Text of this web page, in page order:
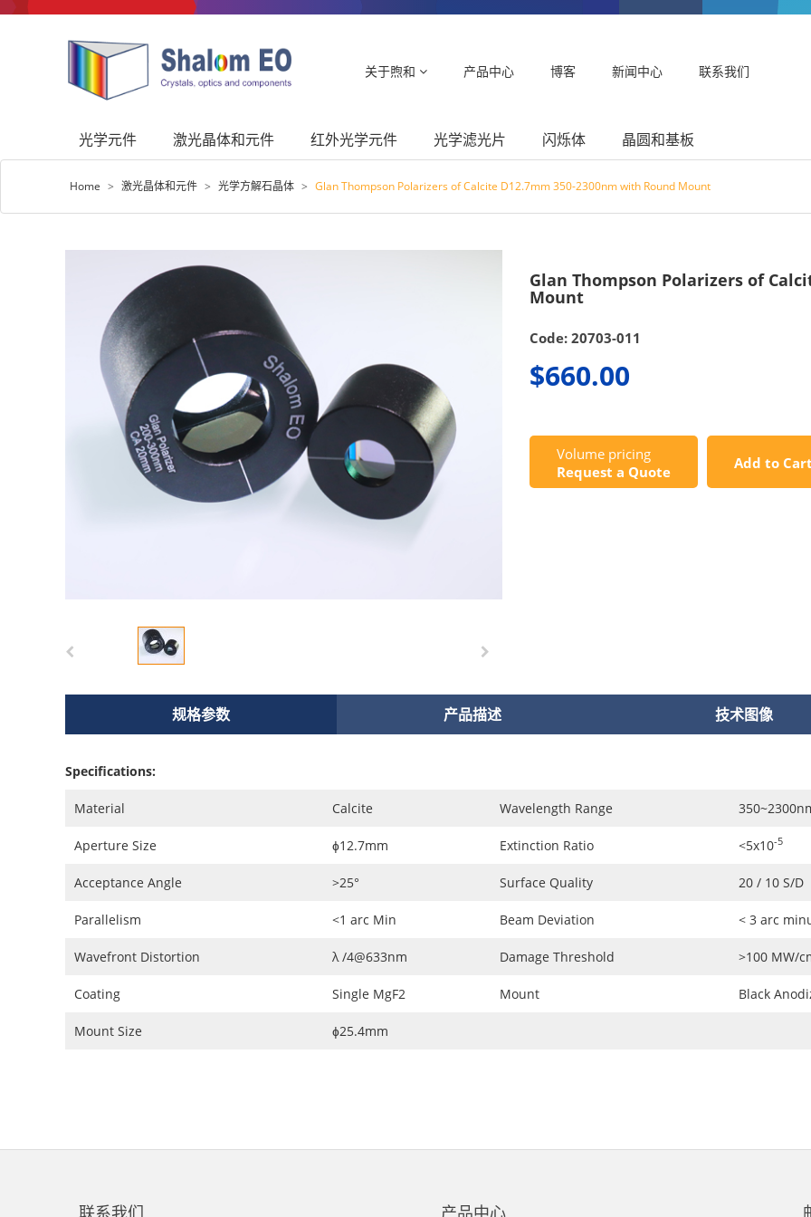
关于煦和 产品中心 博客 新闻中心 联系我们
光学元件 激光晶体和元件 红外光学元件 光学滤光片 闪烁体 晶圆和基板
Home > 激光晶体和元件 > 光学方解石晶体 > Glan Thompson Polarizers of Calcite D12.7mm 350-2300nm with Round Mount
Glan Thompson Polarizers of
Mount
Code: 20703-011
$660.00
Volume pricing
Request a Quote
Add to Cart
规格参数 产品描述 技术图像
Specifications:
Material Calcite Wavelength Range
Aperture Size ɸ12.7mm Extinction Ratio <5x10-5
Acceptance Angle >25° Surface Quality 20 / 10 S/D
Parallelism <1 arc Min Beam Deviation < 3 arc
Wavefront Distortion λ /4@633nm Damage Threshold >100 MW/
Coating Single MgF2 Mount Black
Mount Size ɸ25.4mm
联系我们 产品中心